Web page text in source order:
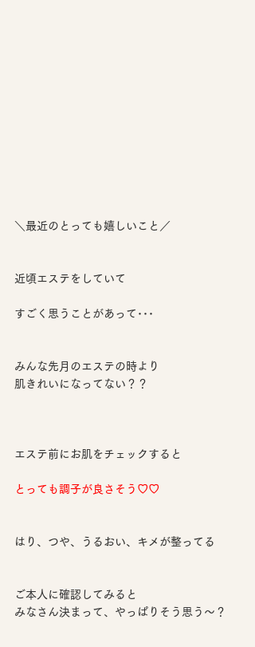
＼最近のとっても嬉しいこと／
近頃エステをしていて
すごく思うことがあって･･･
みんな先月のエステの時より
肌きれいになってない？？
エステ前にお肌をチェックすると
とっても調子が良さそう♡♡
はり、つや、うるおい、キメが整ってる
ご本人に確認してみると
みなさん決まって、やっぱりそう思う〜？